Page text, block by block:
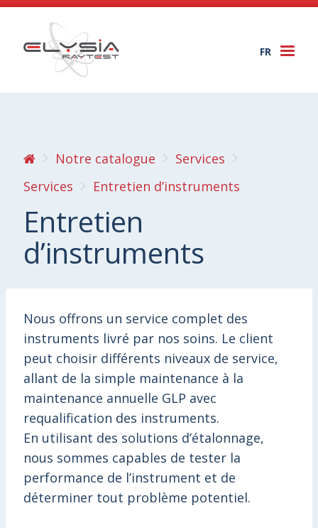
FR
Notre catalogue
Services
Services
Entretien d’instruments
Entretien
d’instruments
Nous offrons un service complet des
instruments livré par nos soins. Le client
peut choisir différents niveaux de service,
allant de la simple maintenance à la
maintenance annuelle GLP avec
requalification des instruments.
En utilisant des solutions d’étalonnage,
nous sommes capables de tester la
performance de l’instrument et de
déterminer tout problème potentiel.